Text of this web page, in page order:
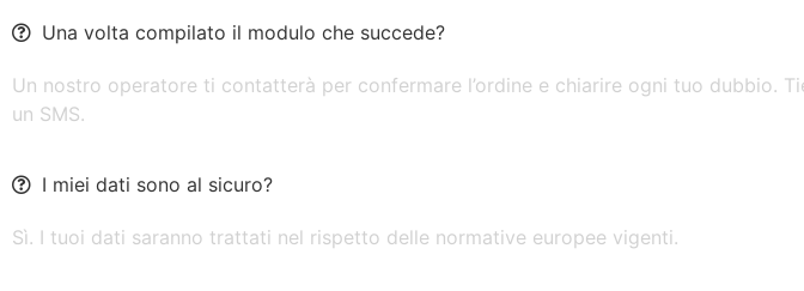
Una volta compilato il modulo che succede?
Un nostro operatore ti contatterà per confermare l’ordine e chiarire ogni tuo dubbio.
un SMS.
I miei dati sono al sicuro?
Sì. I tuoi dati saranno trattati nel rispetto delle normative europee vigenti.